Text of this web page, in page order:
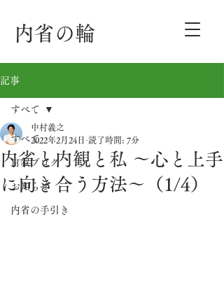
内省の輪
記事
すべて
自叙ブログ
お知らせ
内省の手引き
すべて
内省と内観と私 〜心と上手
に向き合う方法〜（1/4）
中村義之
2022年2月24日 読了時間: 7分